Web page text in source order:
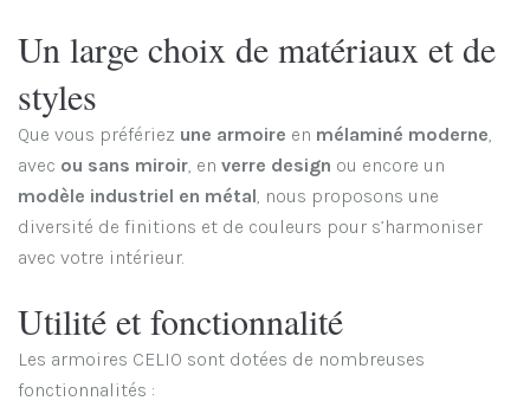
Un large choix de matériaux et de
styles
Que vous préfériez une armoire en mélaminé moderne,
avec ou sans miroir, en verre design ou encore un
modèle industriel en métal, nous proposons une
diversité de finitions et de couleurs pour s’harmoniser
avec votre intérieur.
Utilité et fonctionnalité
Les armoires CELIO sont dotées de nombreuses
fonctionnalités :